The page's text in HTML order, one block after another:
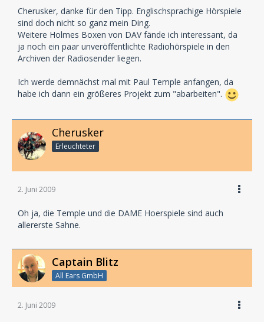
Cherusker, danke für den Tipp. Englischsprachige Hörspiele
sind doch nicht so ganz mein Ding.
Weitere Holmes Boxen von DAV fände ich interessant, da
ja noch ein paar unveröffentlichte Radiohörspiele in den
Archiven der Radiosender liegen.
Ich werde demnächst mal mit Paul Temple anfangen, da
habe ich dann ein größeres Projekt zum "abarbeiten".
Cherusker
Erleuchteter
2. Juni 2009
Oh ja, die Temple und die DAME Hoerspiele sind auch
allererste Sahne.
Captain Blitz
All Ears GmbH
2. Juni 2009